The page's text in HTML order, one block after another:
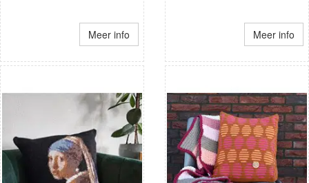
Meer info Meer info